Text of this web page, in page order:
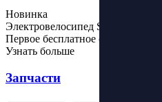
Новинка
Электровелосипед Samik V3 Max
Первое бесплатное обслуживание
Узнать больше
Запчасти